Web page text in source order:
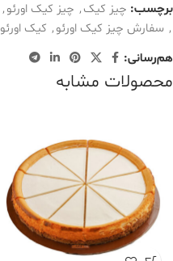
برچسب: چیز کیک, چیز کیک اورئو,
, سفارش چیز کیک اورئو, کیک اورئو
هم‌رسانی:
محصولات مشابه